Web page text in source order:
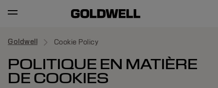
Goldwell Cookie Policy
POLITIQUE EN MATIÈRE
DE COOKIES